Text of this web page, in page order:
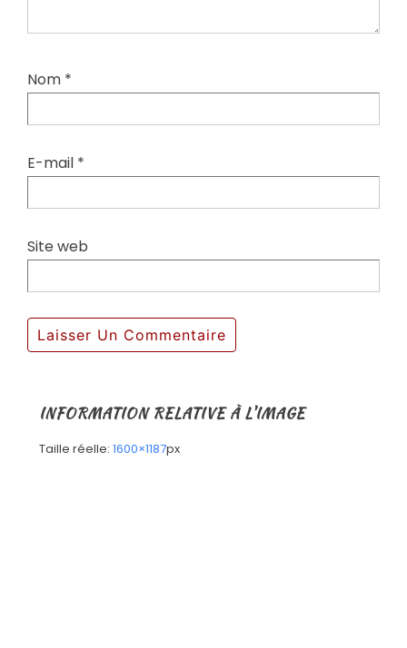
Nom *
E-mail *
Site web
INFORMATION RELATIVE À L'IMAGE
Taille réelle: 1600×1187px